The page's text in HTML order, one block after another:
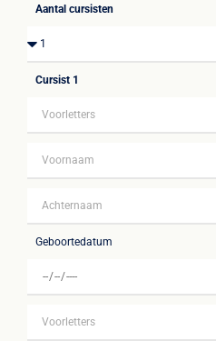
Aantal cursisten
Cursist 1
Geboortedatum